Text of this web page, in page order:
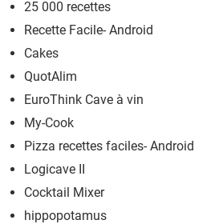
25 000 recettes
Recette Facile- Android
Cakes
QuotAlim
EuroThink Cave à vin
My-Cook
Pizza recettes faciles- Android
Logicave II
Cocktail Mixer
hippopotamus